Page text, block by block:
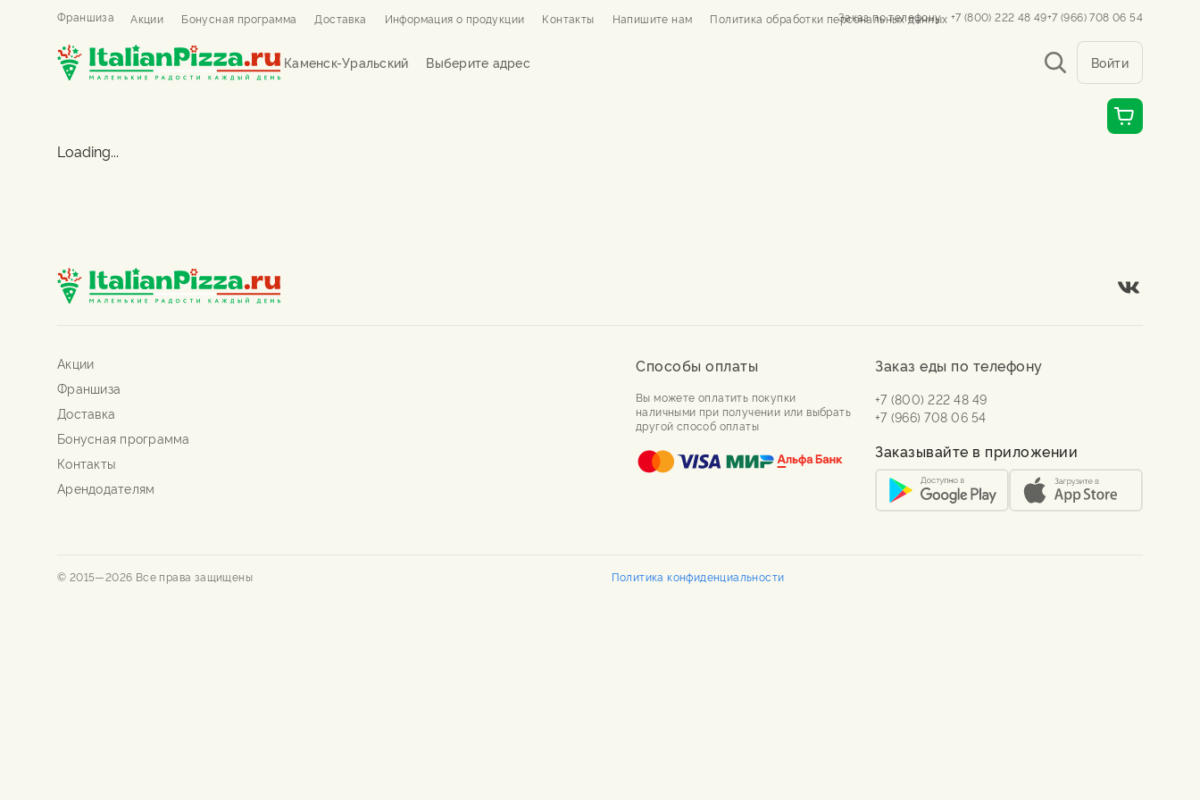
Франшиза Акции Бонусная программа Доставка Информация о продукции Контакты Напишите нам Политика обработки персональных данных
Заказ по телефону +7 (800) 222 48 49+7 (966) 708 06 54
Каменск-Уральский Выберите адрес Войти
Loading...
Акции
Франшиза
Доставка
Бонусная программа
Контакты
Арендодателям
Способы оплаты
Вы можете оплатить покупки
наличными при получении или выбрать
другой способ оплаты
Заказ еды по телефону
+7 (800) 222 48 49
+7 (966) 708 06 54
Заказывайте в приложении
© 2015—2026 Все права защищены Политика конфиденциальности